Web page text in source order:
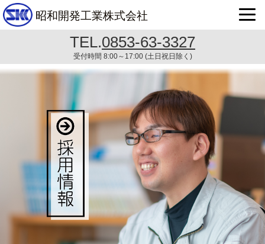
昭和開発工業株式会社
TEL.0853-63-3327
受付時間 8:00～17:00 (土日祝日除く)